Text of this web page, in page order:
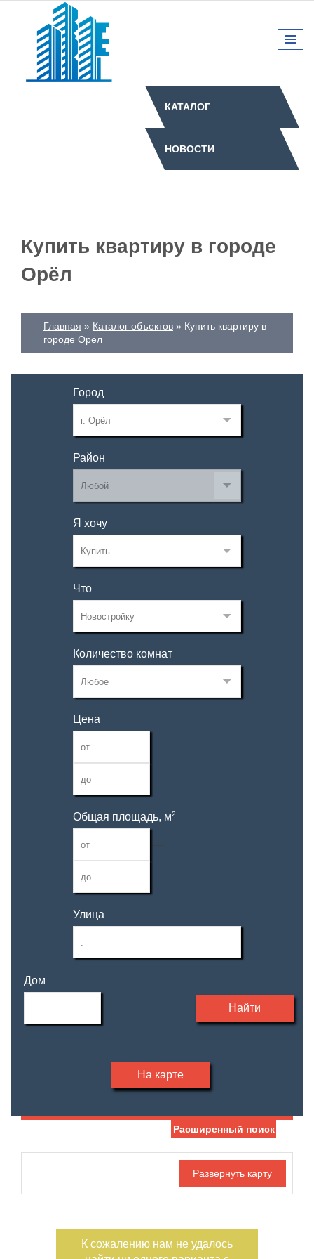
КАТАЛОГ
НОВОСТИ
Купить квартиру в городе
Орёл
Главная Каталог объектов
Купить квартиру в
городе Орёл
Город
Район
Я хочу
Что
Количество комнат
Цена
—
Общая площадь, м2
—
Улица
Дом
Найти
На карте
Жилая площадь
—
Площадь кухни
Этаж
Расширенный поиск
К сожалению нам не удалось